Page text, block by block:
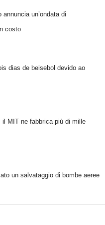
annuncia un’ondata di
costo
dias de beisebol devido ao
MIT ne fabbrica più di mille
un salvataggio di bombe aeree